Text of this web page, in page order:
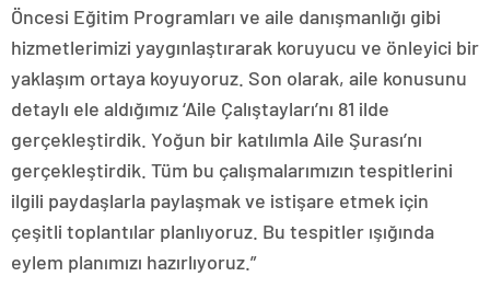
Öncesi Eğitim Programları ve aile danışmanlığı gibi
hizmetlerimizi yaygınlaştırarak koruyucu ve önleyici bir
yaklaşım ortaya koyuyoruz. Son olarak, aile konusunu
detaylı ele aldığımız ‘Aile Çalıştayları’nı 81 ilde
gerçekleştirdik. Yoğun bir katılımla Aile Şurası’nı
gerçekleştirdik. Tüm bu çalışmalarımızın tespitlerini
ilgili paydaşlarla paylaşmak ve istişare etmek için
çeşitli toplantılar planlıyoruz. Bu tespitler ışığında
eylem planımızı hazırlıyoruz.”